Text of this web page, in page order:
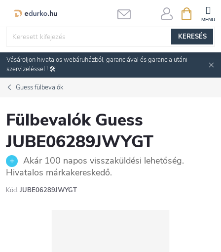
KERESÉS
KOSÁR
Vásároljon hivatalos webáruházból, garanciával és garancia utáni
szervizeléssel ! 🛠️
Guess fülbevalók
Fülbevalók Guess
JUBE06289JWYGT
Akár 100 napos visszaküldési lehetőség.
Hivatalos márkakereskedő.
Kód: JUBE06289JWYGT